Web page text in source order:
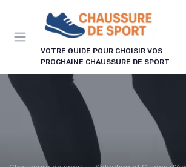
VOTRE GUIDE POUR CHOISIR VOS
PROCHAINE CHAUSSURE DE SPORT